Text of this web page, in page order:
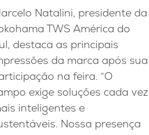
Natalini, presidente da
TWS América do
destaca as principais
da marca após sua
na feira. “O
exige soluções cada vez
inteligentes e
Nossa presença